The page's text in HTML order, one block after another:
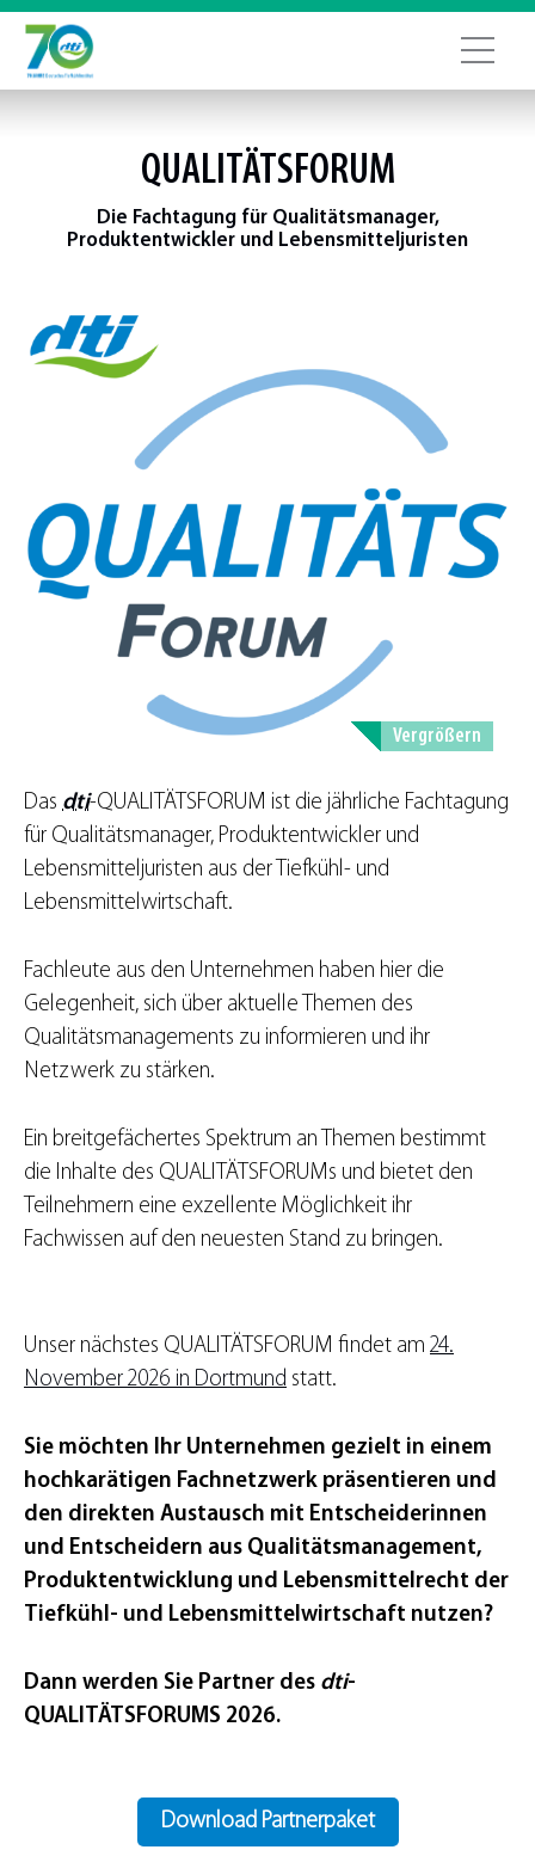
QUALITÄTSFORUM
Die Fachtagung für Qualitätsmanager,
Produktentwickler und Lebensmitteljuristen
Vergrößern
Das dti-QUALITÄTSFORUM ist die jährliche Fachtagung
für Qualitätsmanager, Produktentwickler und
Lebensmitteljuristen aus der Tiefkühl- und
Lebensmittelwirtschaft.
Fachleute aus den Unternehmen haben hier die
Gelegenheit, sich über aktuelle Themen des
Qualitätsmanagements zu informieren und ihr
Netzwerk zu stärken.
Ein breitgefächertes Spektrum an Themen bestimmt
die Inhalte des QUALITÄTSFORUMs und bietet den
Teilnehmern eine exzellente Möglichkeit ihr
Fachwissen auf den neuesten Stand zu bringen.
Unser nächstes QUALITÄTSFORUM findet am 24.
November 2026 in Dortmund statt.
Sie möchten Ihr Unternehmen gezielt in einem
hochkarätigen Fachnetzwerk präsentieren und
den direkten Austausch mit Entscheiderinnen
und Entscheidern aus Qualitätsmanagement,
Produktentwicklung und Lebensmittelrecht der
Tiefkühl- und Lebensmittelwirtschaft nutzen?
Dann werden Sie Partner des dti-
QUALITÄTSFORUMS 2026.
Download Partnerpaket